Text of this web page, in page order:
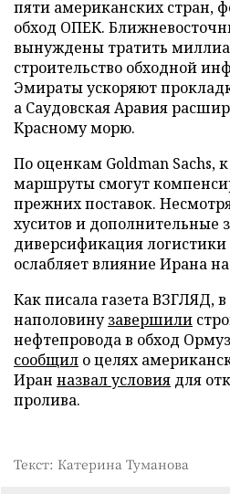
пяти американских стран,
обход ОПЕК.
вынуждены тратить
строительство обходной
Эмираты ускоряют
а Саудовская Аравия
Красному морю.
По оценкам Goldman Sachs,
маршруты смогут
прежних поставок.
хуситов и дополнительные
диверсификация
ослабляет влияние Ирана
Как писала газета ВЗГЛЯД,
наполовинузавершили
нефтепровода в обход
сообщил о целях
Иран назвал условия для
пролива.
Текст: Катерина Туманова